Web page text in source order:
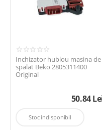
Inchizator hublou masina de
spalat Beko 2805311400
Original
50.84
Stoc indisponibil